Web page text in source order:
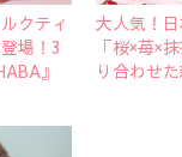
クティ
場！3
』
大人気！
「桜×苺×
り合わせ